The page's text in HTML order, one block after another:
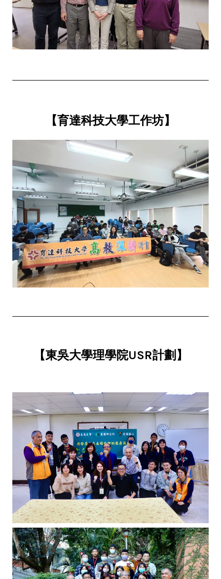
【育達科技大學工作坊】
【東吳大學理學院USR計劃】